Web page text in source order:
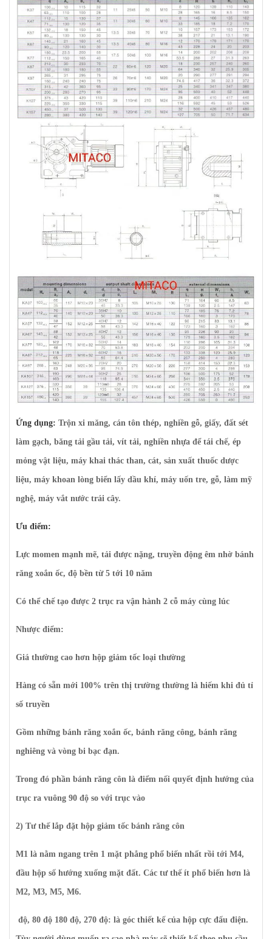
Ứng dụng: Trộn xi măng, cán tôn thép, nghiền gỗ, giấy, đất sét
làm gạch, băng tải gầu tải, vít tải, nghiền nhựa để tái chế, ép
mỏng vật liệu, máy khai thác than, cát, sản xuất thuốc dược
liệu, máy khoan lòng biển lấy dầu khí, máy uốn tre, gỗ, làm mỹ
nghệ, máy vắt nước trái cây.
Ưu điểm:
Lực momen mạnh mẽ, tải được nặng, truyền động êm nhờ bánh
răng xoắn ốc, độ bền từ 5 tới 10 năm
Có thể chế tạo được 2 trục ra vận hành 2 cỗ máy cùng lúc
Nhược điểm:
Giá thường cao hơn hộp giảm tốc loại thường
Hàng có sẵn mới 100% trên thị trường thường là hiếm khi đủ tỉ
số truyền
Gồm những bánh răng xoắn ốc, bánh răng công, bánh răng
nghiêng và vòng bi bạc đạn.
Trong đó phần bánh răng côn là điểm nối quyết định hướng của
trục ra vuông 90 độ so với trục vào
2) Tư thế lắp đặt hộp giảm tốc bánh răng côn
M1 là nằm ngang trên 1 mặt phẳng phổ biến nhất rồi tới M4,
đầu hộp số hướng xuống mặt đất. Các tư thế ít phổ biến hơn là
M2, M3, M5, M6.
độ, 80 độ 180 độ, 270 độ: là góc thiết kế của hộp cực đấu điện.